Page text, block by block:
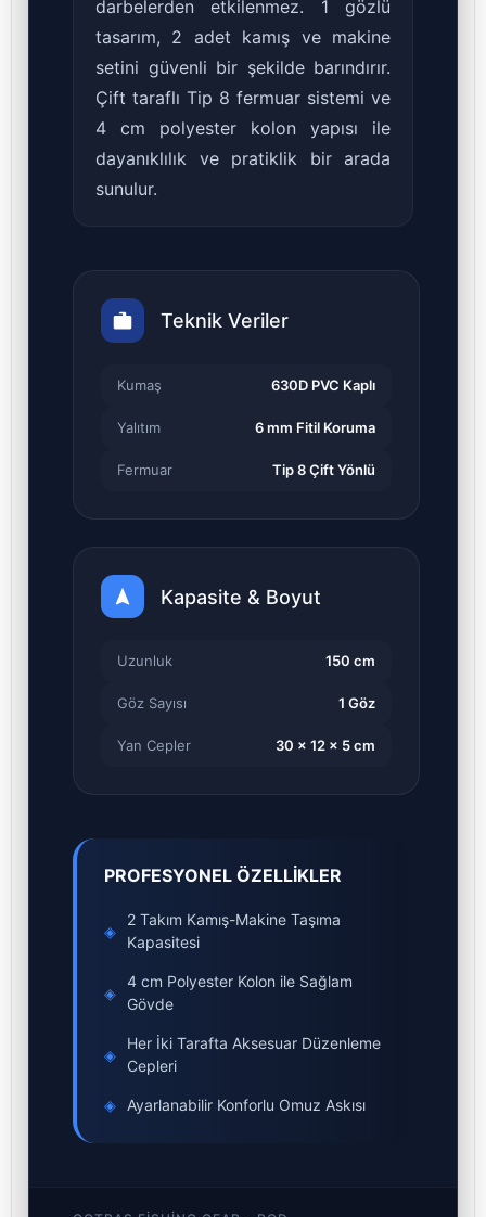
darbelerden etkilenmez. 1 gözlü
tasarım, 2 adet kamış ve makine
setini güvenli bir şekilde barındırır.
Çift taraflı Tip 8 fermuar sistemi ve
4 cm polyester kolon yapısı ile
dayanıklılık ve pratiklik bir arada
sunulur.
Teknik Veriler
Kumaş 630D PVC Kaplı
Yalıtım 6 mm Fitil Koruma
Fermuar Tip 8 Çift Yönlü
Kapasite & Boyut
Uzunluk 150 cm
Göz Sayısı 1 Göz
Yan Cepler 30 x 12 x 5 cm
PROFESYONEL ÖZELLİKLER
◈
2 Takım Kamış-Makine Taşıma
Kapasitesi
◈
4 cm Polyester Kolon ile Sağlam
Gövde
◈
Her İki Tarafta Aksesuar Düzenleme
Cepleri
◈ Ayarlanabilir Konforlu Omuz Askısı